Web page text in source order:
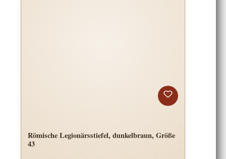
Römische Legionärsstiefel, dunkelbraun, Größe
43